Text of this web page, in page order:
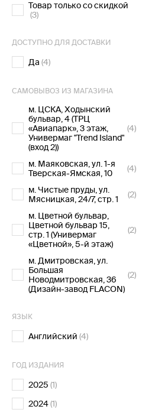
Товар только со скидкой
(3)
ДОСТУПНО ДЛЯ ДОСТАВКИ
Да (4)
САМОВЫВОЗ ИЗ МАГАЗИНА
м. ЦСКА, Ходынский
бульвар, 4 (ТРЦ
«Авиапарк», 3 этаж,
Универмаг "Trend Island"
(вход 2))
(4)
м. Маяковская, ул. 1-я
Тверская-Ямская, 10
(4)
м. Чистые пруды, ул.
Мясницкая, 24/7, стр. 1
(2)
м. Цветной бульвар,
Цветной бульвар 15,
стр. 1 (Универмаг
«Цветной», 5-й этаж)
(2)
м. Дмитровская, ул.
Большая
Новодмитровская, 36
(Дизайн-завод FLACON)
(2)
ЯЗЫК
Английский (4)
ГОД ИЗДАНИЯ
2025 (1)
2024(1)